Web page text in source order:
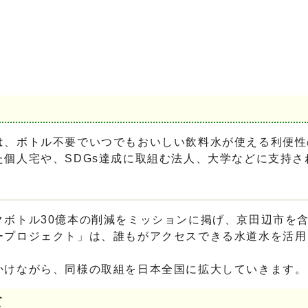
ボトル不要でいつでもおいしい飲料水が使える利便
人宅や、SDGs達成に取組む法人、大学などに支持さ
トル30億本の削減をミッションに掲げ、京田辺市を
ロジェクト」は、誰もがアクセスできる水道水を活
ながら、同様の取組を日本全国に拡大していきます。